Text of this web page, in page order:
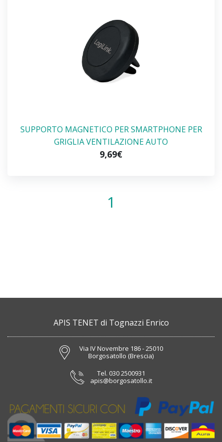
SUPPORTO MAGNETICO PER SMARTPHONE PER
GRIGLIA VENTILAZIONE AUTO
9,69€
1
APIS TENET di Tognazzi Enrico
Via IV Novembre 186 - 25010
Borgosatollo (Brescia)
Tel. 030 2500931
apis@borgosatollo.it